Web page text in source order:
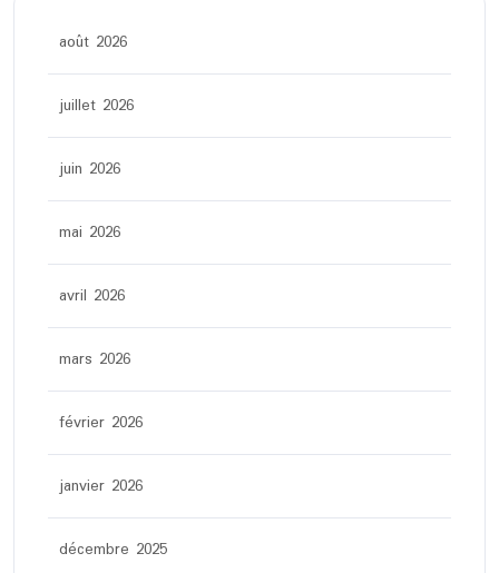
août 2026
juillet 2026
juin 2026
mai 2026
avril 2026
mars 2026
février 2026
janvier 2026
décembre 2025